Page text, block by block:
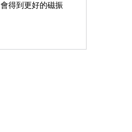
得到更好的磁振